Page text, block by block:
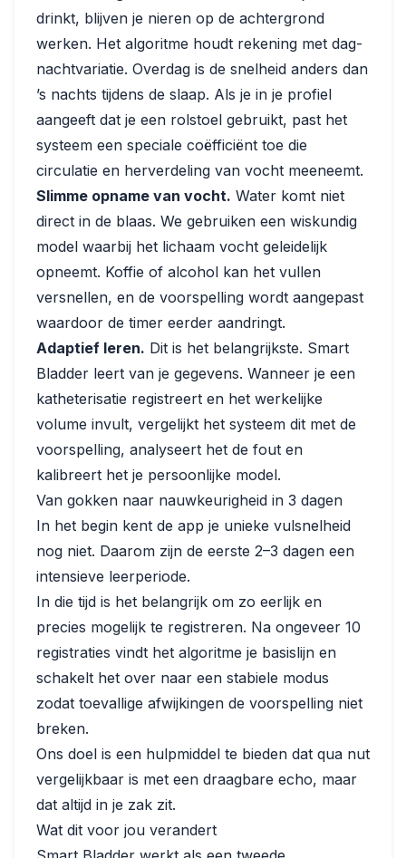
Nierwerking (basissnelheid).Ook als je niets
drinkt, blijven je nieren op de achtergrond
werken. Het algoritme houdt rekening met dag-
nachtvariatie. Overdag is de snelheid anders dan
’s nachts tijdens de slaap. Als je in je profiel
aangeeft dat je een rolstoel gebruikt, past het
systeem een speciale coëfficiënt toe die
circulatie en herverdeling van vocht meeneemt.
Slimme opname van vocht.Water komt niet
direct in de blaas. We gebruiken een wiskundig
model waarbij het lichaam vocht geleidelijk
opneemt. Koffie of alcohol kan het vullen
versnellen, en de voorspelling wordt aangepast
waardoor de timer eerder aandringt.
Adaptief leren.Dit is het belangrijkste. Smart
Bladder leert van je gegevens. Wanneer je een
katheterisatie registreert en het werkelijke
volume invult, vergelijkt het systeem dit met de
voorspelling, analyseert het de fout en
kalibreert het je persoonlijke model.
Van gokken naar nauwkeurigheid in 3 dagen
In het begin kent de app je unieke vulsnelheid
nog niet. Daarom zijn de eerste 2–3 dagen een
intensieve leerperiode.
In die tijd is het belangrijk om zo eerlijk en
precies mogelijk te registreren. Na ongeveer 10
registraties vindt het algoritme je basislijn en
schakelt het over naar een stabiele modus
zodat toevallige afwijkingen de voorspelling niet
breken.
Ons doel is een hulpmiddel te bieden dat qua nut
vergelijkbaar is met een draagbare echo, maar
dat altijd in je zak zit.
Wat dit voor jou verandert